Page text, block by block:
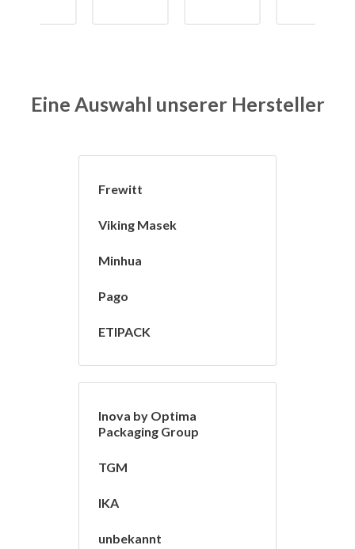
Eine Auswahl unserer Hersteller
Frewitt
Viking Masek
Minhua
Pago
ETIPACK
Inova by Optima
Packaging Group
TGM
IKA
unbekannt